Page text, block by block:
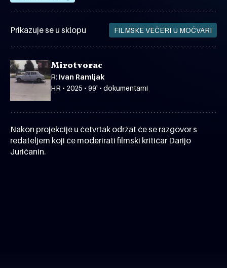
Prikazuje se u sklopu FILMSKE VEČERI U MOČVARI
Mirotvorac
R: Ivan Ramljak
HR • 2025 • 99' • dokumentarni
Nakon projekcije u četvrtak održat će se razgovor s
redateljem koji će moderirati filmski kritičar Darijo
Juričanin.